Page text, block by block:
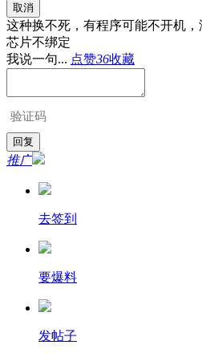
取消
这种换不死，有程序可能不开机
芯片不绑定
我说一句... 点赞36收藏
推广
去签到
要爆料
发帖子